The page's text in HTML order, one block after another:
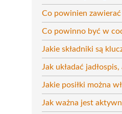
Co powinien zawierać
Co powinno być w
Jakie składniki są
Jak układać
Jakie posiłki można
Jak ważna jest